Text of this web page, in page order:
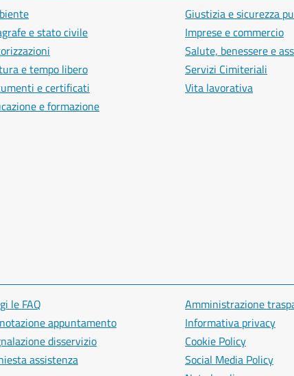
e stato civile
e tempo libero
e certificati
e formazione
Giustizia e sicurezza
Imprese e commercio
Salute, benessere e
Servizi Cimiteriali
Vita lavorativa
le FAQ
appuntamento
disservizio
assistenza
Amministrazione
Informativa privacy
Cookie Policy
Social Media Policy